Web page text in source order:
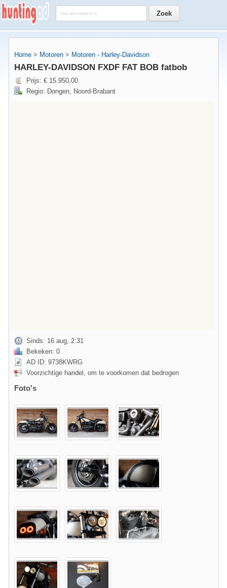
Home > Motoren > Motoren - Harley-Davidson
HARLEY-DAVIDSON FXDF FAT BOB fatbob
Prijs: € 15.950,00
Regio: Dongen, Noord-Brabant
Sinds: 16 aug, 2:31
Bekeken: 0
AD ID: 9738KWRG
Voorzichtige handel, om te voorkomen dat bedrogen
Foto's